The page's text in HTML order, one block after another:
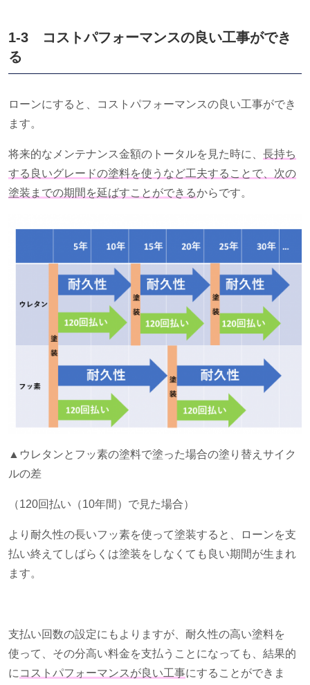
1-3 コストパフォーマンスの良い工事ができ
る
ローンにすると、コストパフォーマンスの良い工事ができ
ます。
将来的なメンテナンス金額のトータルを見た時に、 長持ち
する良いグレードの塗料を使うなど工夫することで、次の
塗装までの期間を延ばすことができるからです。
▲ウレタンとフッ素の塗料で塗った場合の塗り替えサイク
ルの差
（120回払い（10年間）で見た場合）
より耐久性の長いフッ素を使って塗装すると、ローンを支
払い終えてしばらくは塗装をしなくても良い期間が生まれ
ます。
支払い回数の設定にもよりますが、耐久性の高い塗料を
使って、その分高い料金を支払うことになっても、結果的
に コストパフォーマンスが良い工事にすることができま